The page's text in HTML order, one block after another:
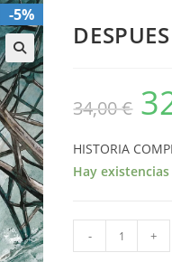
🔍
-5%
34,00€
El
HISTORIA
Hay
DESPUES
DE
- +